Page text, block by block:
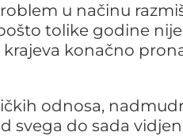
u načinu
tolike godine nije
konačno
odnosa,
svega do sada